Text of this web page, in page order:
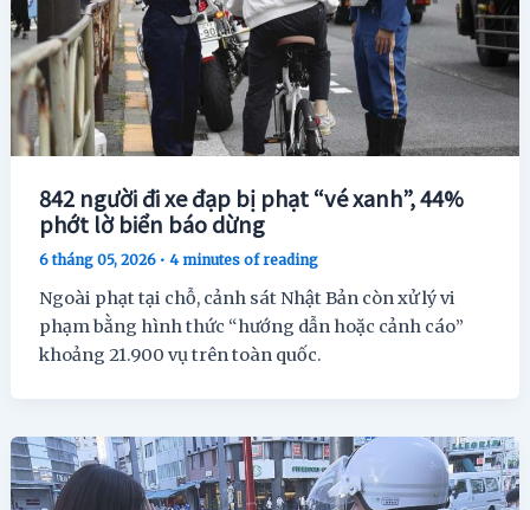
842 người đi xe đạp bị phạt “vé xanh”, 44%
phớt lờ biển báo dừng
6 tháng 05, 2026 •4 minutes of reading
Ngoài phạt tại chỗ, cảnh sát Nhật Bản còn xử lý vi
phạm bằng hình thức “hướng dẫn hoặc cảnh cáo”
khoảng 21.900 vụ trên toàn quốc.